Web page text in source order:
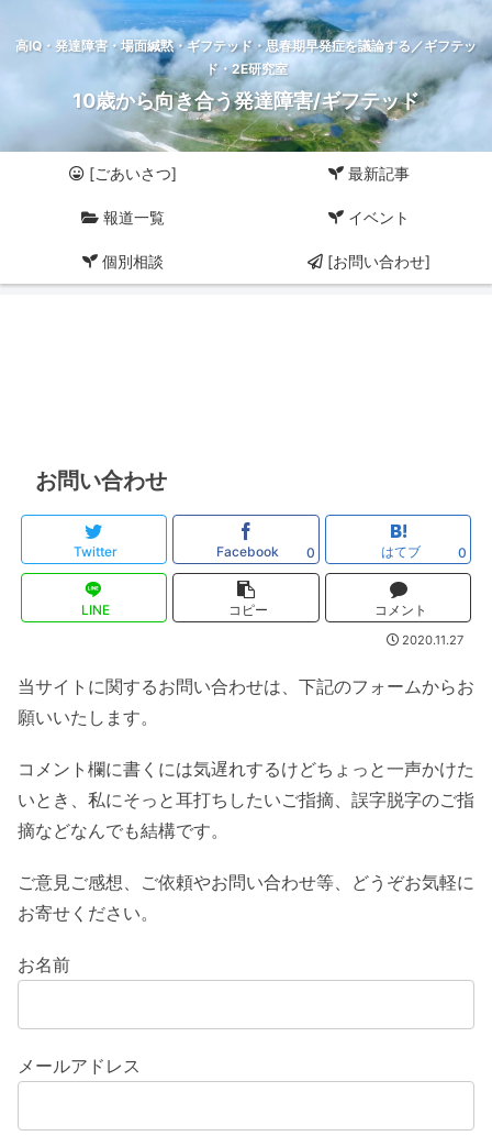
高IQ・発達障害・場面緘黙・ギフテッド・思春期早発症を議論する／ギフテッ
ド・2E研究室
10歳から向き合う発達障害/ギフテッド
[ごあいさつ] 最新記事
報道一覧 イベント
個別相談 [お問い合わせ]
お問い合わせ
Twitter Facebook 0 はてブ 0
LINE コピー コメント
2020.11.27
当サイトに関するお問い合わせは、下記のフォームからお
願いいたします。
コメント欄に書くには気遅れするけどちょっと一声かけた
いとき、私にそっと耳打ちしたいご指摘、誤字脱字のご指
摘などなんでも結構です。
ご意見ご感想、ご依頼やお問い合わせ等、どうぞお気軽に
お寄せください。
お名前
メールアドレス